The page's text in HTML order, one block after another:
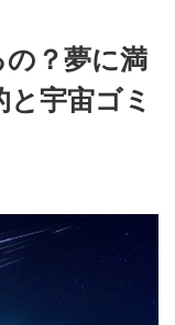
？夢に満
宇宙ゴミ